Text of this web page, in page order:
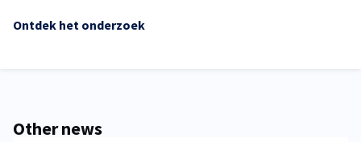
Ontdek het onderzoek
Other news